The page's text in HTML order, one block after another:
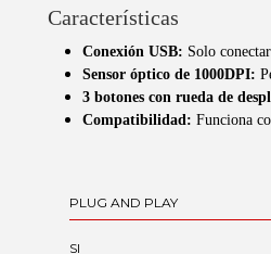
Características
Conexión USB: Solo
Sensor óptico de 1000DPI:
3 botones con rueda de
Compatibilidad: Funciona
PLUG AND PLAY
SI